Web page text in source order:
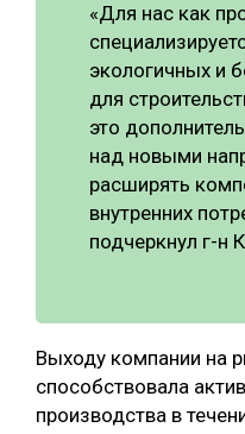
«Для нас как
экологичных и
для
это
над новыми
расширять
внутренних
подчеркнул г-н
Выходу компании на
способствовала
производства в